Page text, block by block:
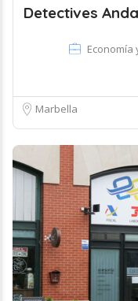
Detectives
Economía
Marbella